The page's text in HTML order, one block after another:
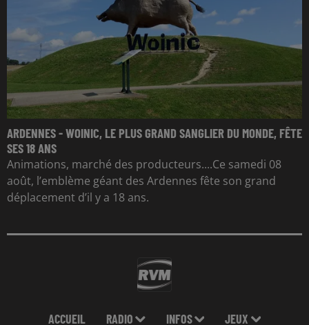
ARDENNES - WOINIC, LE PLUS GRAND SANGLIER DU MONDE, FÊTE
SES 18 ANS
Animations, marché des producteurs....Ce samedi 08
août, l’emblème géant des Ardennes fête son grand
déplacement d’il y a 18 ans.
ACCUEIL RADIO INFOS JEUX